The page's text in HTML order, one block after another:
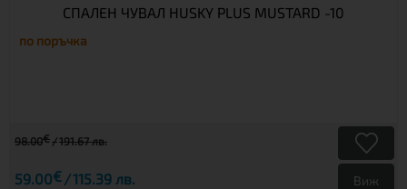
СПАЛЕН ЧУВАЛ HUSKY PLUS MUSTARD -10
по поръчка
98.00€ 191.67 лв.
59.00€ 115.39 лв. Виж